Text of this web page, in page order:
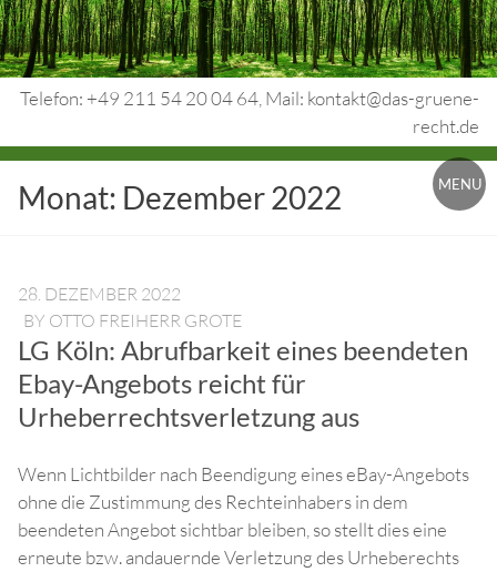
Skip
to
content
Telefon: +49 211 54 20 04 64, Mail: kontakt@das-gruene-
recht.de
Urheberrecht.
Rechtsschutz.
MENU
Monat: Dezember 2022
28. DEZEMBER 2022
BY OTTO FREIHERR GROTE
LG Köln: Abrufbarkeit eines beendeten
Ebay-Angebots reicht für
Urheberrechtsverletzung aus
Wenn Lichtbilder nach Beendigung eines eBay-Angebots
ohne die Zustimmung des Rechteinhabers in dem
beendeten Angebot sichtbar bleiben, so stellt dies eine
erneute bzw. andauernde Verletzung des Urheberechts